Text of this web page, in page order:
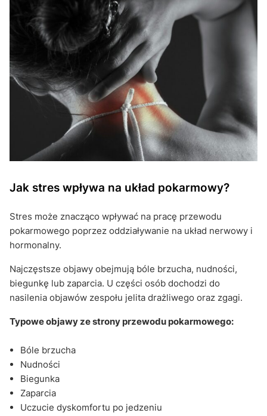
Jak stres wpływa na układ pokarmowy?
Stres może znacząco wpływać na pracę przewodu
pokarmowego poprzez oddziaływanie na układ nerwowy i
hormonalny.
Najczęstsze objawy obejmują bóle brzucha, nudności,
biegunkę lub zaparcia. U części osób dochodzi do
nasilenia objawów zespołu jelita drażliwego oraz zgagi.
Typowe objawy ze strony przewodu pokarmowego:
Bóle brzucha
Nudności
Biegunka
Zaparcia
Uczucie dyskomfortu po jedzeniu